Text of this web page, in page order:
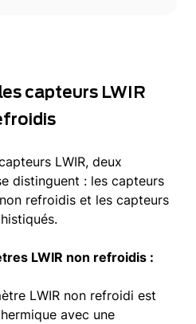
capteurs LWIR
LWIR, deux
distinguent : les capteurs
refroidis et les capteurs
LWIR non refroidis :
LWIR non refroidi est
avec une